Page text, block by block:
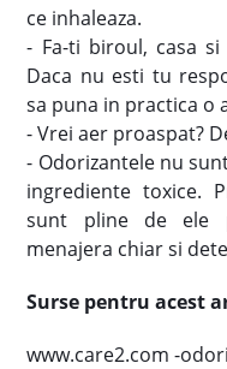
ce inhaleaza.
- Fa-ti biroul, casa
Daca nu esti tu
sa puna in practica o
- Vrei aer proaspat?
- Odorizantele nu
ingrediente toxice.
sunt pline de ele
menajera chiar si
Surse pentru acest
www.care2.com -